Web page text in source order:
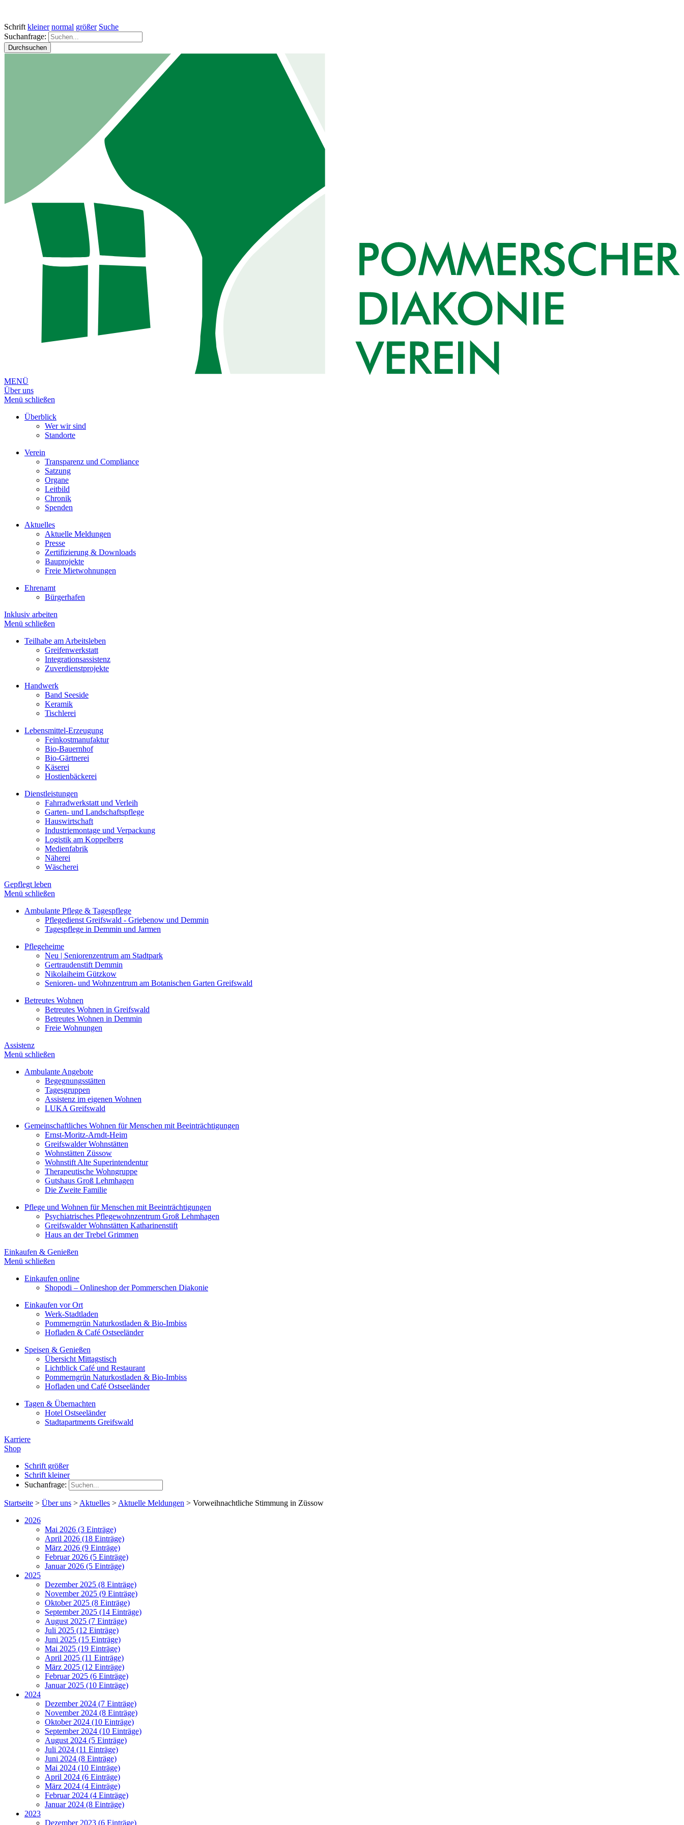
Schrift kleiner normal größer Suche
Suchanfrage:
Durchsuchen
MENÜ
Über uns
Menü schließen
Überblick
Wer wir sind
Standorte
Verein
Transparenz und Compliance
Satzung
Organe
Leitbild
Chronik
Spenden
Aktuelles
Aktuelle Meldungen
Presse
Zertifizierung & Downloads
Bauprojekte
Freie Mietwohnungen
Ehrenamt
Bürgerhafen
Inklusiv arbeiten
Menü schließen
Teilhabe am Arbeitsleben
Greifenwerkstatt
Integrationsassistenz
Zuverdienstprojekte
Handwerk
Band Seeside
Keramik
Tischlerei
Lebensmittel-Erzeugung
Feinkostmanufaktur
Bio-Bauernhof
Bio-Gärtnerei
Käserei
Hostienbäckerei
Dienstleistungen
Fahrradwerkstatt und Verleih
Garten- und Landschaftspflege
Hauswirtschaft
Industriemontage und Verpackung
Logistik am Koppelberg
Medienfabrik
Näherei
Wäscherei
Gepflegt leben
Menü schließen
Ambulante Pflege & Tagespflege
Pflegedienst Greifswald - Griebenow und Demmin
Tagespflege in Demmin und Jarmen
Pflegeheime
Neu | Seniorenzentrum am Stadtpark
Gertraudenstift Demmin
Nikolaiheim Gützkow
Senioren- und Wohnzentrum am Botanischen Garten Greifswald
Betreutes Wohnen
Betreutes Wohnen in Greifswald
Betreutes Wohnen in Demmin
Freie Wohnungen
Assistenz
Menü schließen
Ambulante Angebote
Begegnungsstätten
Tagesgruppen
Assistenz im eigenen Wohnen
LUKA Greifswald
Gemeinschaftliches Wohnen für Menschen mit Beeinträchtigungen
Ernst-Moritz-Arndt-Heim
Greifswalder Wohnstätten
Wohnstätten Züssow
Wohnstift Alte Superintendentur
Therapeutische Wohngruppe
Gutshaus Groß Lehmhagen
Die Zweite Familie
Pflege und Wohnen für Menschen mit Beeinträchtigungen
Psychiatrisches Pflegewohnzentrum Groß Lehmhagen
Greifswalder Wohnstätten Katharinenstift
Haus an der Trebel Grimmen
Einkaufen & Genießen
Menü schließen
Einkaufen online
Shopodi – Onlineshop der Pommerschen Diakonie
Einkaufen vor Ort
Werk-Stadtladen
Pommerngrün Naturkostladen & Bio-Imbiss
Hofladen & Café Ostseeländer
Speisen & Genießen
Übersicht Mittagstisch
Lichtblick Café und Restaurant
Pommerngrün Naturkostladen & Bio-Imbiss
Hofladen und Café Ostseeländer
Tagen & Übernachten
Hotel Ostseeländer
Stadtapartments Greifswald
Karriere
Shop
Schrift größer
Schrift kleiner
Suchanfrage:
Startseite > Über uns > Aktuelles > Aktuelle Meldungen > Vorweihnachtliche Stimmung in Züssow
2026
Mai 2026 (3 Einträge)
April 2026 (18 Einträge)
März 2026 (9 Einträge)
Februar 2026 (5 Einträge)
Januar 2026 (5 Einträge)
2025
Dezember 2025 (8 Einträge)
November 2025 (9 Einträge)
Oktober 2025 (8 Einträge)
September 2025 (14 Einträge)
August 2025 (7 Einträge)
Juli 2025 (12 Einträge)
Juni 2025 (15 Einträge)
Mai 2025 (19 Einträge)
April 2025 (11 Einträge)
März 2025 (12 Einträge)
Februar 2025 (6 Einträge)
Januar 2025 (10 Einträge)
2024
Dezember 2024 (7 Einträge)
November 2024 (8 Einträge)
Oktober 2024 (10 Einträge)
September 2024 (10 Einträge)
August 2024 (5 Einträge)
Juli 2024 (11 Einträge)
Juni 2024 (8 Einträge)
Mai 2024 (10 Einträge)
April 2024 (6 Einträge)
März 2024 (4 Einträge)
Februar 2024 (4 Einträge)
Januar 2024 (8 Einträge)
2023
Dezember 2023 (6 Einträge)